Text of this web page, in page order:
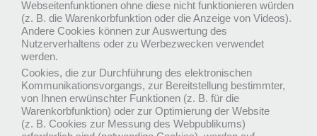
Webseitenfunktionen ohne diese nicht funktionieren würden
(z. B. die Warenkorbfunktion oder die Anzeige von Videos).
Andere Cookies können zur Auswertung des
Nutzerverhaltens oder zu Werbezwecken verwendet
werden.
Cookies, die zur Durchführung des elektronischen
Kommunikationsvorgangs, zur Bereitstellung bestimmter,
von Ihnen erwünschter Funktionen (z. B. für die
Warenkorbfunktion) oder zur Optimierung der Website
(z. B. Cookies zur Messung des Webpublikums)